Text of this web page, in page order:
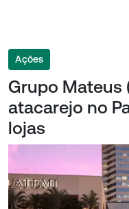
Ações
Grupo Mateus
atacarejo no
lojas